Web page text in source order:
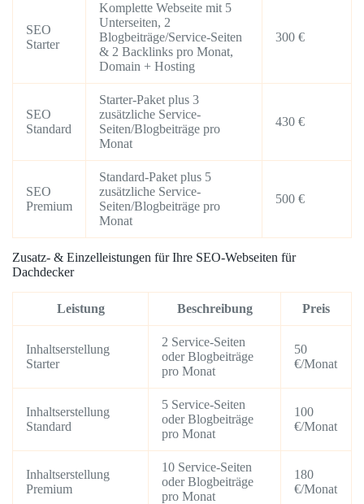
SEO
Starter
Komplette Webseite mit 5
Unterseiten, 2
Blogbeiträge/Service-Seiten
& 2 Backlinks pro Monat,
Domain + Hosting
300 €
SEO
Standard
Starter-Paket plus 3
zusätzliche Service-
Seiten/Blogbeiträge pro
Monat
430 €
SEO
Premium
Standard-Paket plus 5
zusätzliche Service-
Seiten/Blogbeiträge pro
Monat
500 €
Zusatz- & Einzelleistungen für Ihre SEO-Webseiten für
Dachdecker
Leistung Beschreibung Preis
Inhaltserstellung
Starter
2 Service-Seiten
oder Blogbeiträge
pro Monat
50
€/Monat
Inhaltserstellung
Standard
5 Service-Seiten
oder Blogbeiträge
pro Monat
100
€/Monat
Inhaltserstellung
Premium
10 Service-Seiten
oder Blogbeiträge
pro Monat
180
€/Monat